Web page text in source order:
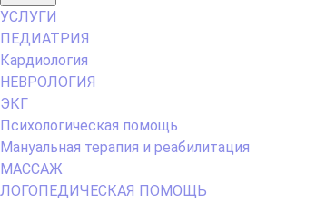
меню
УСЛУГИ
ПЕДИАТРИЯ
Кардиология
НЕВРОЛОГИЯ
ЭКГ
Психологическая помощь
Мануальная терапия и реабилитация
МАССАЖ
ЛОГОПЕДИЧЕСКАЯ ПОМОЩЬ